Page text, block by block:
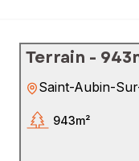
Terrain -
Saint-Aubin-
943m²